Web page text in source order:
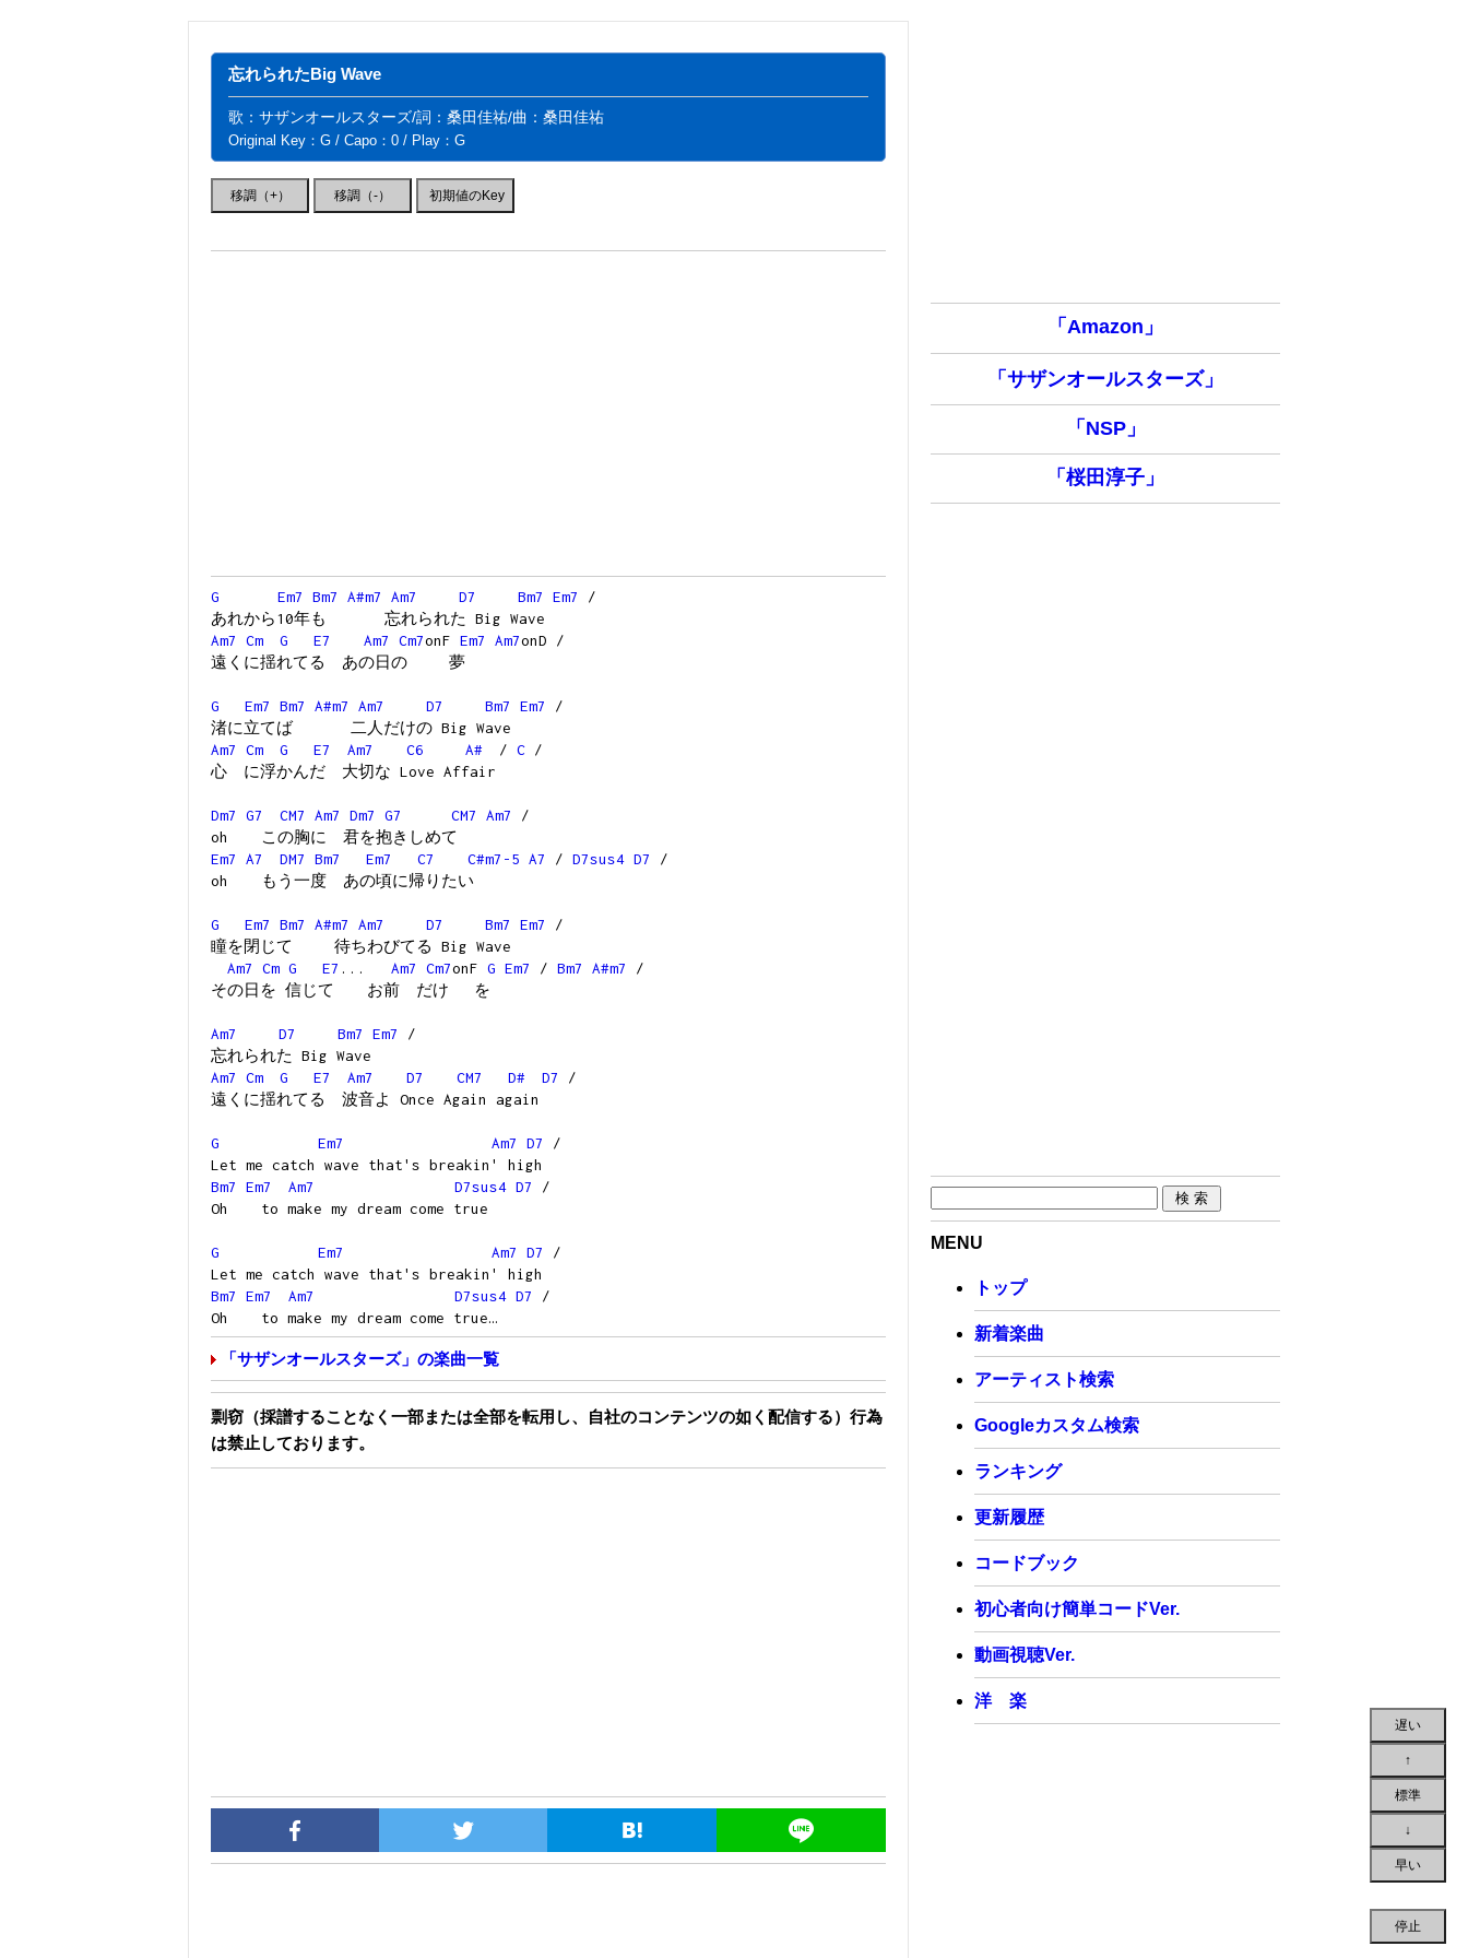
忘れられたBig Wave
歌：サザンオールスターズ/詞：桑田佳祐/曲：桑田佳祐
Original Key：G / Capo：0 / Play：G
G Em7 Bm7 A#m7 Am7 D7 Bm7 Em7
/
あれから10年も 忘れられた Big Wave
Am7
Cm G E7 Am7 Cm7onF Em7 Am7onD /
遠くに揺れてる あの日の 夢
G Em7 Bm7 A#m7 Am7 D7 Bm7 Em7
/
渚に立てば 二人だけの Big Wave
Am7
Cm G E7 Am7 C6 A# / C /
心 に浮かんだ 大切な Love Affair
Dm7 G7 CM7 Am7 Dm7 G7 CM7 Am7
/
oh この胸に 君を抱きしめて
Em7
A7 DM7 Bm7 Em7 C7 C#m7-5 A7 / D7sus4 D7
/
oh もう一度 あの頃に帰りたい
G Em7 Bm7 A#m7 Am7 D7 Bm7 Em7
/
瞳を閉じて 待ちわびてる Big Wave
Am7
Cm G E7 ... Am7 Cm7onF G Em7 / Bm7 A#m7
/
その日を 信じて お前 だけ を
Am7 D7 Bm7 Em7
/
忘れられた Big Wave
Am7
Cm G E7 Am7 D7 CM7 D# D7
/
遠くに揺れてる 波音よ Once Again again
G Em7 Am7 D7
/
Let me catch wave that's breakin' high
Bm7
Em7 Am7 D7sus4 D7
/
Oh to make my dream come true
G Em7 Am7 D7
/
Let me catch wave that's breakin' high
Bm7
Em7 Am7 D7sus4 D7
/
Oh to make my dream come true…
「サザンオールスターズ」の楽曲一覧
剽窃（採譜することなく一部または全部を転用し、自社のコンテンツの如く配信する）行為
は禁止しております。
「Amazon」
「サザンオールスターズ」
「NSP」
「桜田淳子」
MENU
トップ
新着楽曲
アーティスト検索
Googleカスタム検索
ランキング
更新履歴
コードブック
初心者向け簡単コードVer.
動画視聴Ver.
洋 楽